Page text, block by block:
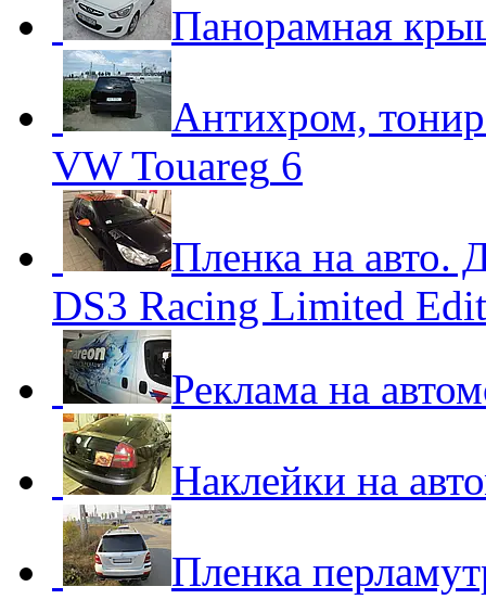
Панорамная
Антихром,
VW Touareg 6
Пленка на авто.
DS3 Racing Limited
Реклама на
Наклейки на
Пленка